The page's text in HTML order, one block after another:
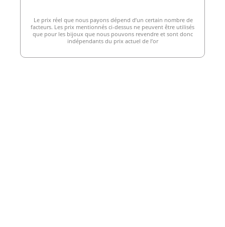
Le prix réel que nous payons dépend d’un certain nombre de
facteurs. Les prix mentionnés ci-dessus ne peuvent être utilisés
que pour les bijoux que nous pouvons revendre et sont donc
indépendants du prix actuel de l’or